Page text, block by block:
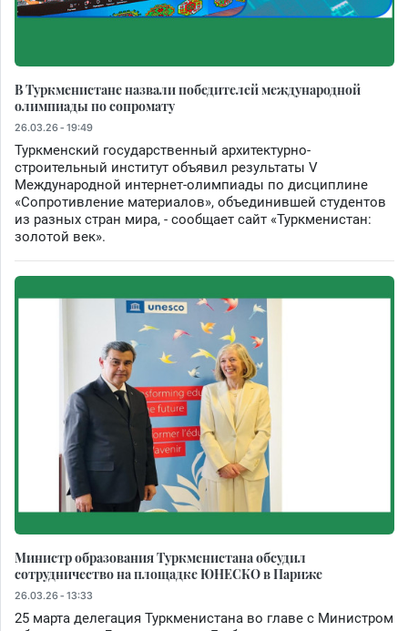
В Туркменистане назвали победителей международной
олимпиады по сопромату
26.03.26 - 19:49
Туркменский государственный архитектурно-
строительный институт объявил результаты V
Международной интернет-олимпиады по дисциплине
«Сопротивление материалов», объединившей студентов
из разных стран мира, - сообщает сайт «Туркменистан:
золотой век».
Министр образования Туркменистана обсудил
сотрудничество на площадке ЮНЕСКО в Париже
26.03.26 - 13:33
25 марта делегация Туркменистана во главе с Министром